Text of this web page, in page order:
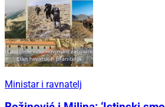
Ministar i ravnatelj